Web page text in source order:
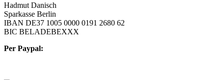
Hadmut Danisch
Sparkasse Berlin
IBAN DE37 1005 0000 0191 2680 62
BIC BELADEBEXXX
Per Paypal: